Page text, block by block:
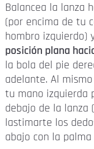
Balancea la lanza
(por encima de tu
hombro izquierdo)
posición plana
la bola del pie
adelante. Al
tu mano izquierda
debajo de la lanza
lastimarte los
abajo con la palma